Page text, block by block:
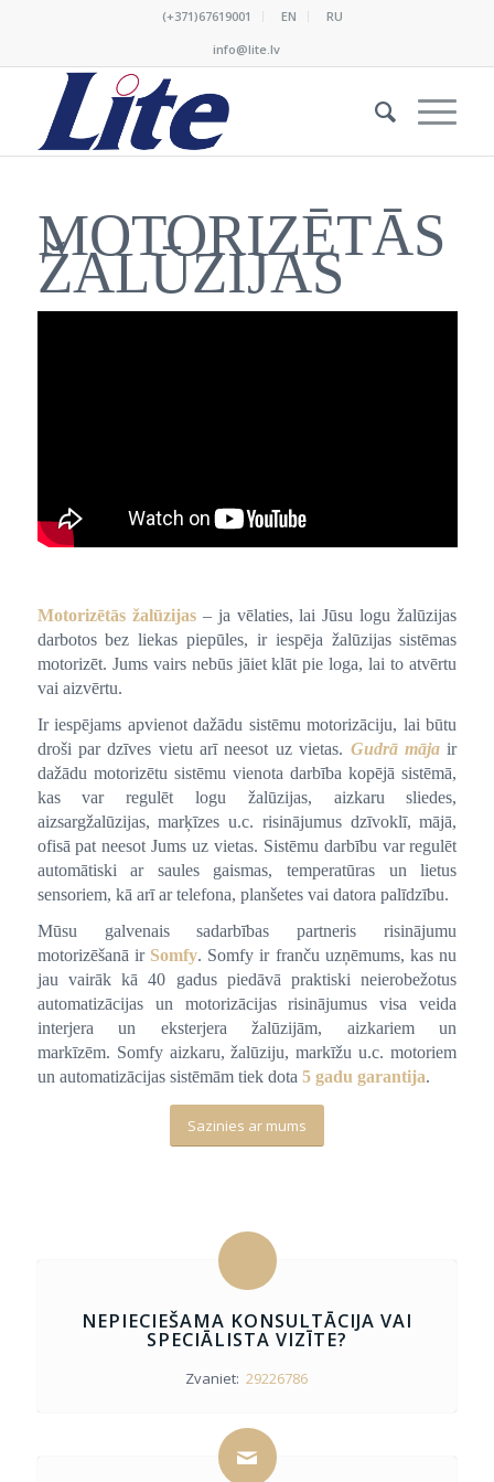
(+371)67619001 EN
RU
info@lite.lv
MOTORIZĒTĀS
ŽALŪZIJAS
Motorizētās žalūzijas– ja vēlaties, lai Jūsu logu žalūzijas
darbotos bez liekas piepūles, ir iespēja žalūzijas sistēmas
motorizēt. Jums vairs nebūs jāiet klāt pie loga, lai to atvērtu
vai aizvērtu.
Ir iespējams apvienot dažādu sistēmu motorizāciju, lai būtu
droši par dzīves vietu arī neesot uz vietas. Gudrā māja ir
dažādu motorizētu sistēmu vienota darbība kopējā sistēmā,
kas var regulēt logu žalūzijas, aizkaru sliedes,
aizsargžalūzijas, marķīzes u.c. risinājumus dzīvoklī, mājā,
ofisā pat neesot Jums uz vietas. Sistēmu darbību var regulēt
automātiski ar saules gaismas, temperatūras un lietus
sensoriem, kā arī ar telefona, planšetes vai datora palīdzību.
Mūsu galvenais sadarbības partneris risinājumu
motorizēšanā ir Somfy. Somfy ir franču uzņēmums, kas nu
jau vairāk kā 40 gadus piedāvā praktiski neierobežotus
automatizācijas un motorizācijas risinājumus visa veida
interjera un eksterjera žalūzijām, aizkariem un
markīzēm. Somfy aizkaru, žalūziju, markīžu u.c. motoriem
un automatizācijas sistēmām tiek dota 5 gadu garantija.
Sazinies ar mums
NEPIECIEŠAMA KONSULTĀCIJA VAI
SPECIĀLISTA VIZĪTE?
Zvaniet:29226786